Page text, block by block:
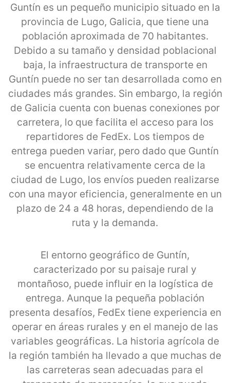
Guntín es un pequeño municipio situado en la
provincia de Lugo, Galicia, que tiene una
población aproximada de 70 habitantes.
Debido a su tamaño y densidad poblacional
baja, la infraestructura de transporte en
Guntín puede no ser tan desarrollada como en
ciudades más grandes. Sin embargo, la región
de Galicia cuenta con buenas conexiones por
carretera, lo que facilita el acceso para los
repartidores de FedEx. Los tiempos de
entrega pueden variar, pero dado que Guntín
se encuentra relativamente cerca de la
ciudad de Lugo, los envíos pueden realizarse
con una mayor eficiencia, generalmente en un
plazo de 24 a 48 horas, dependiendo de la
ruta y la demanda.
El entorno geográfico de Guntín,
caracterizado por su paisaje rural y
montañoso, puede influir en la logística de
entrega. Aunque la pequeña población
presenta desafíos, FedEx tiene experiencia en
operar en áreas rurales y en el manejo de las
variables geográficas. La historia agrícola de
la región también ha llevado a que muchas de
las carreteras sean adecuadas para el